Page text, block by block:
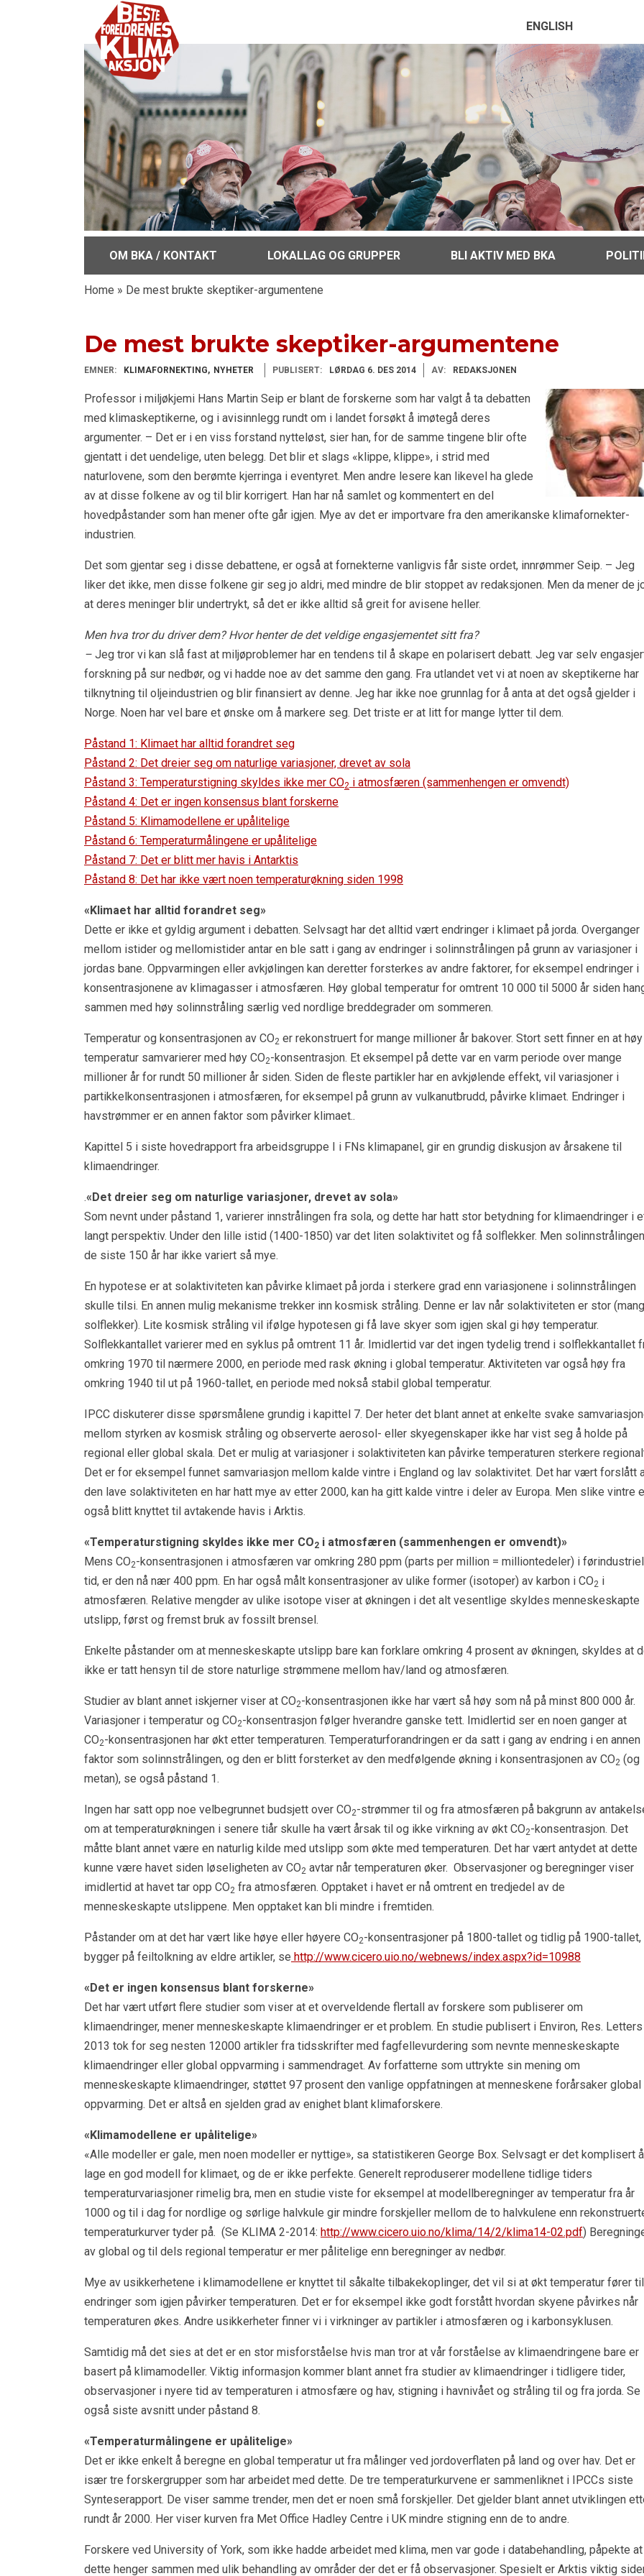
ENGLISH
OM BKA / KONTAKT LOKALLAG OG GRUPPER BLI AKTIV MED BKA
Home » De mest brukte skeptiker-argumentene
De mest brukte skeptiker-argumentene
EMNER: KLIMAFORNEKTING NYHETER PUBLISERT: LØRDAG 6. DES 2014 AV: REDAKSJONEN
Professor i miljøkjemi Hans Martin Seip er blant de forskerne som har valgt å ta debatten
med klimaskeptikerne, og i avisinnlegg rundt om i landet forsøkt å imøtegå deres
argumenter. – Det er i en viss forstand nytteløst, sier han, for de samme tingene blir ofte
gjentatt i det uendelige, uten belegg. Det blir et slags «klippe, klippe», i strid med
naturlovene, som den berømte kjerringa i eventyret. Men andre lesere kan likevel ha glede
av at disse folkene av og til blir korrigert. Han har nå samlet og kommentert en del
hovedpåstander som han mener ofte går igjen. Mye av det er importvare fra den amerikanske klimafornekter-
industrien.
Det som gjentar seg i disse debattene, er også at fornekterne vanligvis får siste ordet, innrømmer Seip. – Jeg
liker det ikke, men disse folkene gir seg jo aldri, med mindre de blir stoppet av redaksjonen. Men da mener de
at deres meninger blir undertrykt, så det er ikke alltid så greit for avisene heller.
Men hva tror du driver dem? Hvor henter de det veldige engasjementet sitt fra?
– Jeg tror vi kan slå fast at miljøproblemer har en tendens til å skape en polarisert debatt. Jeg var selv
forskning på sur nedbør, og vi hadde noe av det samme den gang. Fra utlandet vet vi at noen av skeptikerne har
tilknytning til oljeindustrien og blir finansiert av denne. Jeg har ikke noe grunnlag for å anta at det også gjelder i
Norge. Noen har vel bare et ønske om å markere seg. Det triste er at litt for mange lytter til dem.
Påstand 1: Klimaet har alltid forandret seg
Påstand 2: Det dreier seg om naturlige variasjoner, drevet av sola
Påstand 3: Temperaturstigning skyldes ikke mer CO2 i atmosfæren (sammenhengen er omvendt)
Påstand 4: Det er ingen konsensus blant forskerne
Påstand 5: Klimamodellene er upålitelige
Påstand 6: Temperaturmålingene er upålitelige
Påstand 7: Det er blitt mer havis i Antarktis
Påstand 8: Det har ikke vært noen temperaturøkning siden 1998
«Klimaet har alltid forandret seg»
Dette er ikke et gyldig argument i debatten. Selvsagt har det alltid vært endringer i klimaet på jorda. Overganger
mellom istider og mellomistider antar en ble satt i gang av endringer i solinnstrålingen på grunn av variasjoner i
jordas bane. Oppvarmingen eller avkjølingen kan deretter forsterkes av andre faktorer, for eksempel endringer i
konsentrasjonene av klimagasser i atmosfæren. Høy global temperatur for omtrent 10 000 til 5000 år siden
sammen med høy solinnstråling særlig ved nordlige breddegrader om sommeren.
Temperatur og konsentrasjonen av CO2 er rekonstruert for mange millioner år bakover. Stort sett finner en at høy
temperatur samvarierer med høy CO2-konsentrasjon. Et eksempel på dette var en varm periode over mange
millioner år for rundt 50 millioner år siden. Siden de fleste partikler har en avkjølende effekt, vil variasjoner i
partikkelkonsentrasjonen i atmosfæren, for eksempel på grunn av vulkanutbrudd, påvirke klimaet. Endringer i
havstrømmer er en annen faktor som påvirker klimaet..
Kapittel 5 i siste hovedrapport fra arbeidsgruppe I i FNs klimapanel, gir en grundig diskusjon av årsakene til
klimaendringer.
.«Det dreier seg om naturlige variasjoner, drevet av sola»
Som nevnt under påstand 1, varierer innstrålingen fra sola, og dette har hatt stor betydning for klimaendringer i
langt perspektiv. Under den lille istid (1400-1850) var det liten solaktivitet og få solflekker. Men solinnstrålingen
de siste 150 år har ikke variert så mye.
En hypotese er at solaktiviteten kan påvirke klimaet på jorda i sterkere grad enn variasjonene i solinnstrålingen
skulle tilsi. En annen mulig mekanisme trekker inn kosmisk stråling. Denne er lav når solaktiviteten er stor
solflekker). Lite kosmisk stråling vil ifølge hypotesen gi få lave skyer som igjen skal gi høy temperatur.
Solflekkantallet varierer med en syklus på omtrent 11 år. Imidlertid var det ingen tydelig trend i solflekkantallet
omkring 1970 til nærmere 2000, en periode med rask økning i global temperatur. Aktiviteten var også høy fra
omkring 1940 til ut på 1960-tallet, en periode med nokså stabil global temperatur.
IPCC diskuterer disse spørsmålene grundig i kapittel 7. Der heter det blant annet at enkelte svake
mellom styrken av kosmisk stråling og observerte aerosol- eller skyegenskaper ikke har vist seg å holde på
regional eller global skala. Det er mulig at variasjoner i solaktiviteten kan påvirke temperaturen sterkere
Det er for eksempel funnet samvariasjon mellom kalde vintre i England og lav solaktivitet. Det har vært forslått
den lave solaktiviteten en har hatt mye av etter 2000, kan ha gitt kalde vintre i deler av Europa. Men slike vintre
også blitt knyttet til avtakende havis i Arktis.
«Temperaturstigning skyldes ikke mer CO2 i atmosfæren (sammenhengen er omvendt)»
Mens CO2-konsentrasjonen i atmosfæren var omkring 280 ppm (parts per million = milliontedeler) i
tid, er den nå nær 400 ppm. En har også målt konsentrasjoner av ulike former (isotoper) av karbon i CO2 i
atmosfæren. Relative mengder av ulike isotope viser at økningen i det alt vesentlige skyldes menneskeskapte
utslipp, først og fremst bruk av fossilt brensel.
Enkelte påstander om at menneskeskapte utslipp bare kan forklare omkring 4 prosent av økningen, skyldes at
ikke er tatt hensyn til de store naturlige strømmene mellom hav/land og atmosfæren.
Studier av blant annet iskjerner viser at CO2-konsentrasjonen ikke har vært så høy som nå på minst 800 000 år.
Variasjoner i temperatur og CO2-konsentrasjon følger hverandre ganske tett. Imidlertid ser en noen ganger at
CO2-konsentrasjonen har økt etter temperaturen. Temperaturforandringen er da satt i gang av endring i en annen
faktor som solinnstrålingen, og den er blitt forsterket av den medfølgende økning i konsentrasjonen av CO2 (og
metan), se også påstand 1.
Ingen har satt opp noe velbegrunnet budsjett over CO2-strømmer til og fra atmosfæren på bakgrunn av
om at temperaturøkningen i senere tiår skulle ha vært årsak til og ikke virkning av økt CO2-konsentrasjon. Det
måtte blant annet være en naturlig kilde med utslipp som økte med temperaturen. Det har vært antydet at dette
kunne være havet siden løseligheten av CO2 avtar når temperaturen øker. Observasjoner og beregninger viser
imidlertid at havet tar opp CO2 fra atmosfæren. Opptaket i havet er nå omtrent en tredjedel av de
menneskeskapte utslippene. Men opptaket kan bli mindre i fremtiden.
Påstander om at det har vært like høye eller høyere CO2-konsentrasjoner på 1800-tallet og tidlig på 1900-tallet,
bygger på feiltolkning av eldre artikler, se http://www.cicero.uio.no/webnews/index.aspx?id=10988
«Det er ingen konsensus blant forskerne»
Det har vært utført flere studier som viser at et overveldende flertall av forskere som publiserer om
klimaendringer, mener menneskeskapte klimaendringer er et problem. En studie publisert i Environ, Res.
2013 tok for seg nesten 12000 artikler fra tidsskrifter med fagfellevurdering som nevnte menneskeskapte
klimaendringer eller global oppvarming i sammendraget. Av forfatterne som uttrykte sin mening om
menneskeskapte klimaendringer, støttet 97 prosent den vanlige oppfatningen at menneskene forårsaker global
oppvarming. Det er altså en sjelden grad av enighet blant klimaforskere.
«Klimamodellene er upålitelige»
«Alle modeller er gale, men noen modeller er nyttige», sa statistikeren George Box. Selvsagt er det komplisert å
lage en god modell for klimaet, og de er ikke perfekte. Generelt reproduserer modellene tidlige tiders
temperaturvariasjoner rimelig bra, men en studie viste for eksempel at modellberegninger av temperatur fra år
1000 og til i dag for nordlige og sørlige halvkule gir mindre forskjeller mellom de to halvkulene enn
temperaturkurver tyder på. (Se KLIMA 2-2014: http://www.cicero.uio.no/klima/14/2/klima14-02.pdf)
av global og til dels regional temperatur er mer pålitelige enn beregninger av nedbør.
Mye av usikkerhetene i klimamodellene er knyttet til såkalte tilbakekoplinger, det vil si at økt temperatur fører til
endringer som igjen påvirker temperaturen. Det er for eksempel ikke godt forstått hvordan skyene påvirkes når
temperaturen økes. Andre usikkerheter finner vi i virkninger av partikler i atmosfæren og i karbonsyklusen.
Samtidig må det sies at det er en stor misforståelse hvis man tror at vår forståelse av klimaendringene bare er
basert på klimamodeller. Viktig informasjon kommer blant annet fra studier av klimaendringer i tidligere tider,
observasjoner i nyere tid av temperaturen i atmosfære og hav, stigning i havnivået og stråling til og fra jorda. Se
også siste avsnitt under påstand 8.
«Temperaturmålingene er upålitelige»
Det er ikke enkelt å beregne en global temperatur ut fra målinger ved jordoverflaten på land og over hav. Det er
især tre forskergrupper som har arbeidet med dette. De tre temperaturkurvene er sammenliknet i IPCCs siste
Synteserapport. De viser samme trender, men det er noen små forskjeller. Det gjelder blant annet utviklingen
rundt år 2000. Her viser kurven fra Met Office Hadley Centre i UK mindre stigning enn de to andre.
Forskere ved University of York, som ikke hadde arbeidet med klima, men var gode i databehandling, påpekte at
dette henger sammen med ulik behandling av områder der det er få observasjoner. Spesielt er Arktis viktig